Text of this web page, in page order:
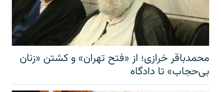
محمدباقر خرازی؛ از «فتح تهران» و کشتن «زنان
بی‌حجاب» تا دادگاه